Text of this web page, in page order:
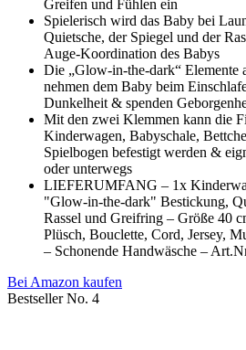
Greifen und Fühlen ein
Spielerisch wird das Baby bei
Quietsche, der Spiegel und der
Auge-Koordination des Babys
Die „Glow-in-the-dark“ Elemente
nehmen dem Baby beim
Dunkelheit & spenden
Mit den zwei Klemmen kann die
Kinderwagen, Babyschale,
Spielbogen befestigt werden &
oder unterwegs
LIEFERUMFANG – 1x
"Glow-in-the-dark" Bestickung,
Rassel und Greifring – Größe 40
Plüsch, Bouclette, Cord, Jersey,
– Schonende Handwäsche –
Bei Amazon kaufen
Bestseller No. 4